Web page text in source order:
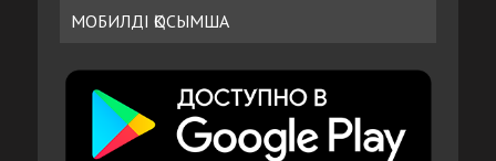
МОБИЛДІ ҚОСЫМША